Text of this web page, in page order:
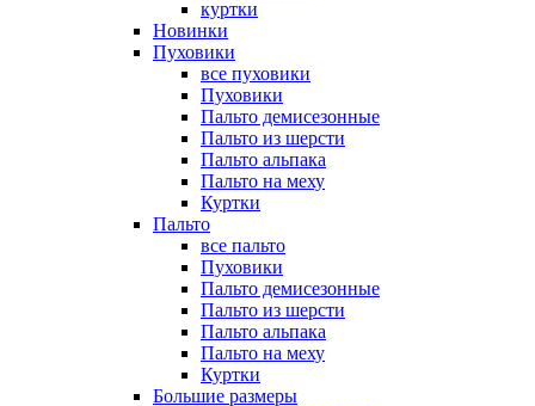
куртки
Новинки
Пуховики
все пуховики
Пуховики
Пальто демисезонные
Пальто из шерсти
Пальто альпака
Пальто на меху
Куртки
Пальто
все пальто
Пуховики
Пальто демисезонные
Пальто из шерсти
Пальто альпака
Пальто на меху
Куртки
Большие размеры